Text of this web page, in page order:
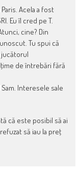
Acela a fost
Eu îl cred pe T.
cine? Din
Tu spui că
jucătorul
de întrebări fără
Interesele sale
că este posibil să ai
să iau la preţ